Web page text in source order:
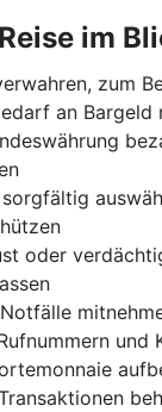
im
zum
an Bargeld
oder
und